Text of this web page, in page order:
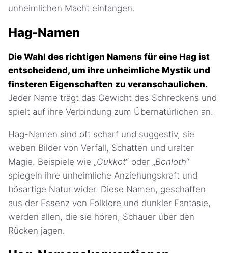
unheimlichen Macht einfangen.
Hag-Namen
Die Wahl des richtigen Namens für eine Hag ist
entscheidend, um ihre unheimliche Mystik und
finsteren Eigenschaften zu veranschaulichen.
Jeder Name trägt das Gewicht des Schreckens und
spielt auf ihre Verbindung zum Übernatürlichen an.
Hag-Namen sind oft scharf und suggestiv, sie
weben Bilder von Verfall, Schatten und uralter
Magie. Beispiele wie „Gukkot“ oder „Bonloth“
spiegeln ihre unheimliche Anziehungskraft und
bösartige Natur wider. Diese Namen, geschaffen
aus der Essenz von Folklore und dunkler Fantasie,
werden allen, die sie hören, Schauer über den
Rücken jagen.